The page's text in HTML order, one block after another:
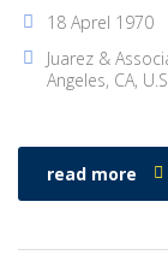
18 Aprel 1970
Juarez &
Angeles, CA,
read more